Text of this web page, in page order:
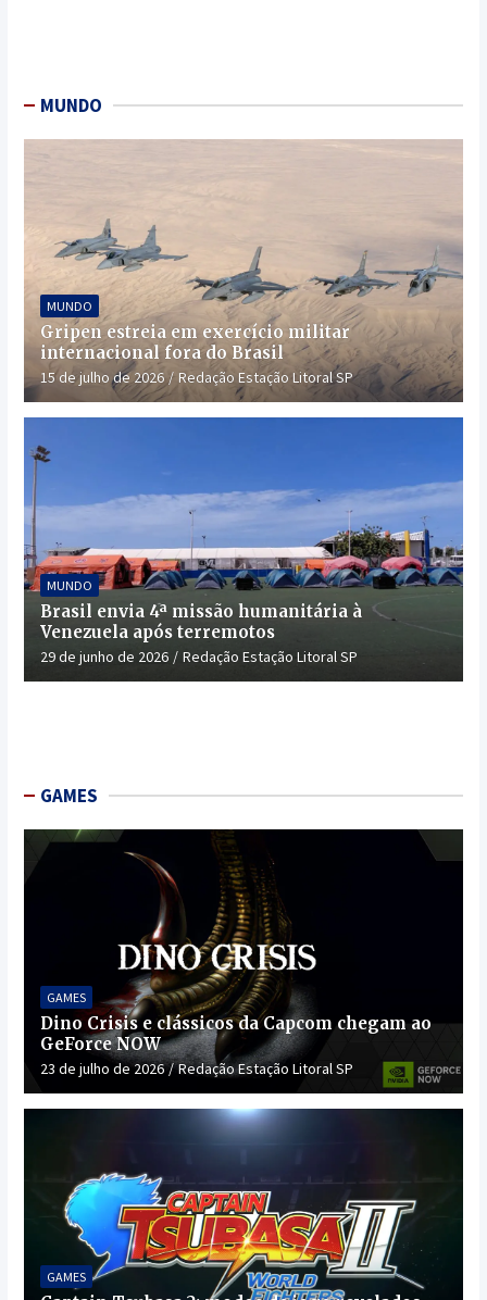
MUNDO
MUNDO
Gripen estreia em exercício militar
internacional fora do Brasil
15 de julho de 2026 Redação Estação Litoral SP
MUNDO
Brasil envia 4ª missão humanitária à
Venezuela após terremotos
29 de junho de 2026 Redação Estação Litoral SP
GAMES
GAMES
Dino Crisis e clássicos da Capcom chegam ao
GeForce NOW
23 de julho de 2026 Redação Estação Litoral SP
GAMES